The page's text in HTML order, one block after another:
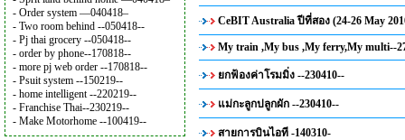
- Order system —040418–
- Two room behind --050418--
- Pj thai grocery --050418--
- order by phone--170818--
- more pj web order --170818--
- Psuit system --150219--
- home intelligent --220219--
- Franchise Thai--230219--
- Make Motorhome --100419--
CeBIT Australia ปีที่สอง (24-26 May
My train ,My bus ,My ferry,My multi--
ยกฟ้องค่าโรมมิ่ง --230410--
แม่กะลูกปลูกผัก --230410--
สายการบินไอที -140310-